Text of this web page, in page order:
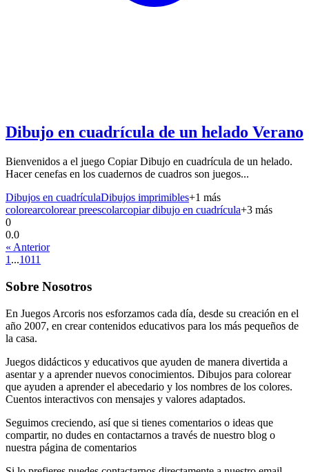
Dibujo en cuadrícula de un helado Verano
Bienvenidos a el juego Copiar Dibujo en cuadrícula de un helado.
Hacer cenefas en los cuadernos de cuadros son juegos...
Dibujos en cuadrículaDibujos imprimibles+1 más
colorearcolorear preescolarcopiar dibujo en cuadrícula+3 más
0
0.0
« Anterior
1 ...1011
Sobre Nosotros
En Juegos Arcoris nos esforzamos cada día, desde su creación en el
año 2007, en crear contenidos educativos para los más pequeños de
la casa.
Juegos didácticos y educativos que ayuden de manera divertida a
asentar y a aprender nuevos conocimientos. Dibujos para colorear
que ayuden a aprender el abecedario y los nombres de los colores.
Cuentos interactivos con mensajes y valores adaptados.
Seguimos creciendo, así que si tienes comentarios o ideas que
compartir, no dudes en contactarnos a través de nuestro blog o
nuestra página de comentarios